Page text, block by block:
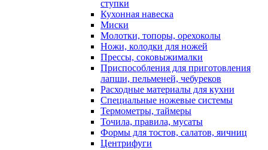
ступки
Кухонная навеска
Миски
Молотки, топоры, орехоколы
Ножи, колодки для ножей
Прессы, соковыжималки
Приспособления для приготовления
лапши, пельменей, чебуреков
Расходные материалы для кухни
Специальные ножевые системы
Термометры, таймеры
Точила, правила, мусаты
Формы для тостов, салатов, яичниц
Центрифуги